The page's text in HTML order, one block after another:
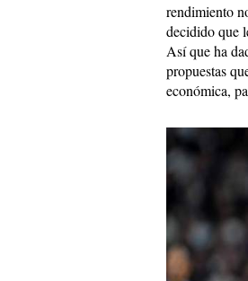
rendimiento
decidido que
Así que ha
propuestas
económica,